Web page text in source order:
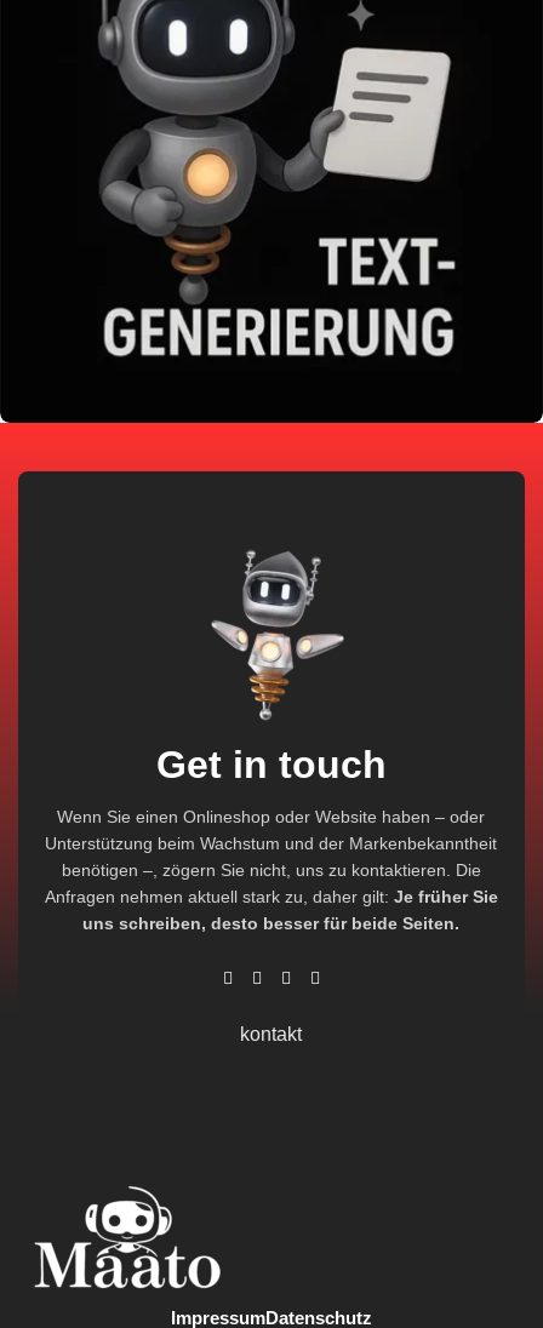
Get in touch
Wenn Sie einen Onlineshop oder Website haben – oder
Unterstützung beim Wachstum und der Markenbekanntheit
benötigen –, zögern Sie nicht, uns zu kontaktieren. Die
Anfragen nehmen aktuell stark zu, daher gilt: Je früher Sie
uns schreiben, desto besser für beide Seiten.
kontakt
ImpressumDatenschutz